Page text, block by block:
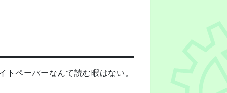
ペーパーなんて読む暇はない。